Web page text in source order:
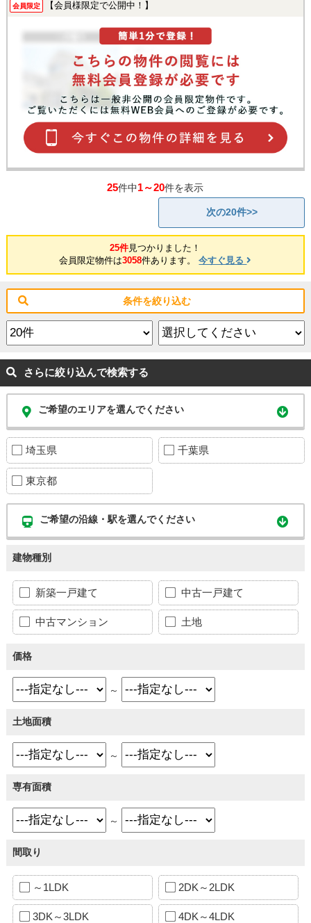
会員限定 【会員様限定で公開中！】
25件中1～20件を表示
次の20件>>
25件見つかりました！
会員限定物件は3058件あります。今すぐ見る
条件を絞り込む
さらに絞り込んで検索する
ご希望のエリアを選んでください
埼玉県 千葉県
東京都
ご希望の沿線・駅を選んでください
建物種別
新築一戸建て 中古一戸建て
中古マンション 土地
価格
～
土地面積
～
専有面積
～
間取り
～1LDK 2DK～2LDK
3DK～3LDK 4DK～4LDK